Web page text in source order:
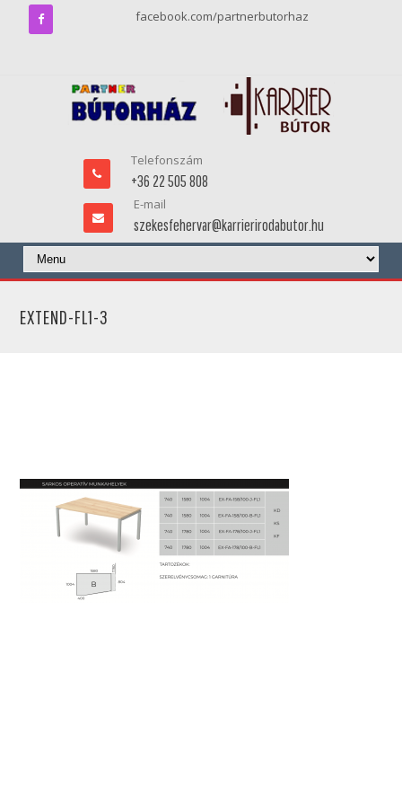
facebook.com/partnerbutorhaz
Telefonszám
+36 22 505 808
E-mail
szekesfehervar@karrierirodabutor.hu
EXTEND-FL1-3